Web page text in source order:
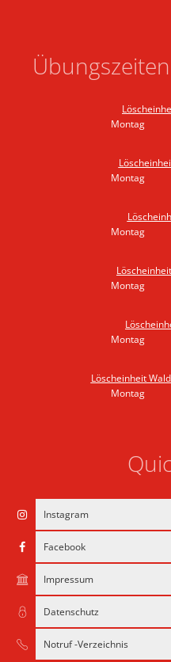
Montag
Montag
Montag
Montag
Montag
Löscheinheit
Montag
Instagram
Facebook
Impressum
Datenschutz
Notruf -Verzeichnis